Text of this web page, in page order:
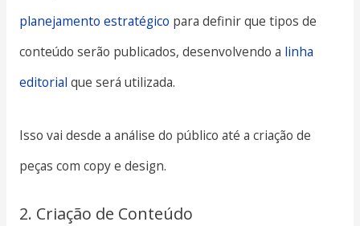
planejamento estratégico para definir que tipos de
conteúdo serão publicados, desenvolvendo a linha
editorial que será utilizada.
Isso vai desde a análise do público até a criação de
peças com copy e design.
2. Criação de Conteúdo